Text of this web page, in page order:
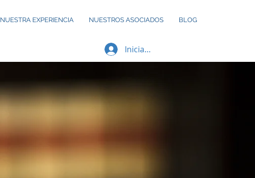
NUESTRA EXPERIENCIA NUESTROS ASOCIADOS BLOG
Iniciar sesión